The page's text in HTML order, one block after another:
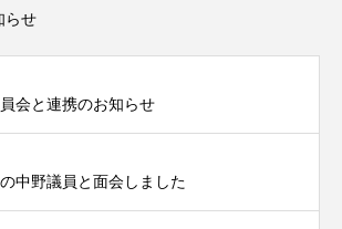
らせ
会と連携のお知らせ
中野議員と面会しました